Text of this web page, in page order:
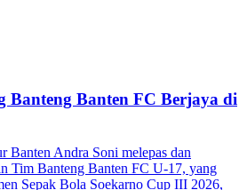
Banteng Banten FC Berjaya di
Banten Andra Soni melepas dan
Tim Banteng Banten FC U-17, yang
Sepak Bola Soekarno Cup III 2026,